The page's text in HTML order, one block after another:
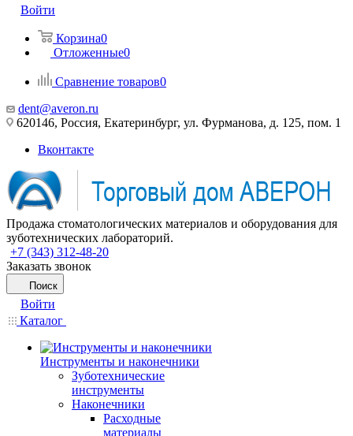
Войти
Корзина0
Отложенные0
Сравнение товаров0
dent@averon.ru
620146, Россия, Екатеринбург, ул. Фурманова, д. 125, пом. 1
Вконтакте
Продажа стоматологических материалов и оборудования для
зуботехнических лабораторий.
+7 (343) 312-48-20
Заказать звонок
Поиск
Войти
Каталог
Инструменты и наконечники
Зуботехнические
инструменты
Наконечники
Расходные
материалы